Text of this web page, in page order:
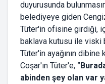
duyurusunda
belediyeye giden
Tüter'in ofisine girdiği,
baklava kutusu ile viski
Tüter'in ayağının
Coşar'ın Tüter'e,
abinden şey olan var